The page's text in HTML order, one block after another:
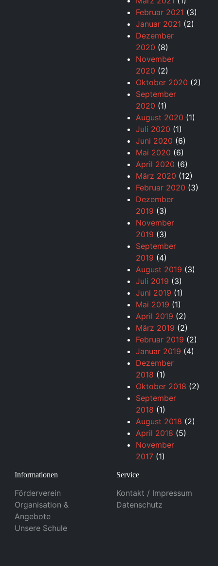
Februar 2021 (3)
Januar 2021 (2)
Dezember
2020 (8)
November
2020 (2)
Oktober 2020 (2)
September
2020 (1)
August 2020 (1)
Juli 2020 (1)
Juni 2020 (6)
Mai 2020 (6)
April 2020 (6)
März 2020 (12)
Februar 2020 (3)
Dezember
2019 (3)
November
2019 (3)
September
2019 (4)
August 2019 (3)
Juli 2019 (3)
Juni 2019 (1)
Mai 2019 (1)
April 2019 (2)
März 2019 (2)
Februar 2019 (2)
Januar 2019 (4)
Dezember
2018 (1)
Oktober 2018 (2)
September
2018 (1)
August 2018 (2)
April 2018 (5)
November
2017 (1)
Informationen
Förderverein
Organisation &
Angebote
Unsere Schule
Service
Kontakt / Impressum
Datenschutz